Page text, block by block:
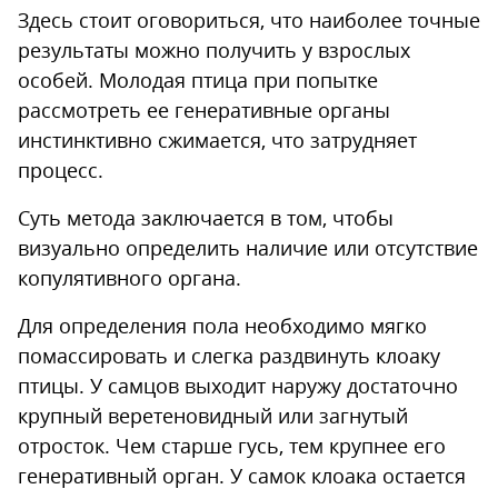
Здесь стоит оговориться, что наиболее точные
результаты можно получить у взрослых
особей. Молодая птица при попытке
рассмотреть ее генеративные органы
инстинктивно сжимается, что затрудняет
процесс.
Суть метода заключается в том, чтобы
визуально определить наличие или отсутствие
копулятивного органа.
Для определения пола необходимо мягко
помассировать и слегка раздвинуть клоаку
птицы. У самцов выходит наружу достаточно
крупный веретеновидный или загнутый
отросток. Чем старше гусь, тем крупнее его
генеративный орган. У самок клоака остается